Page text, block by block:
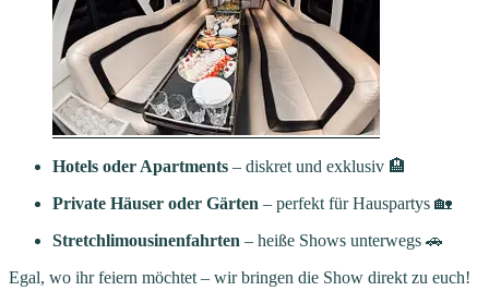
Hotels oder Apartments – diskret und exklusiv 🏨
Private Häuser oder Gärten – perfekt für Hauspartys 🏡
Stretchlimousinenfahrten – heiße Shows unterwegs 🚗
Egal, wo ihr feiern möchtet – wir bringen die Show direkt zu euch!